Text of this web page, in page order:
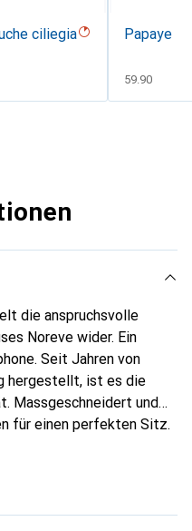
ciliegia Papaye
CHF
59.90
die anspruchsvolle
Noreve wider. Ein
Seit Jahren von
hergestellt, ist es die
Massgeschneidert und
für einen perfekten Sitz.
international für ihre